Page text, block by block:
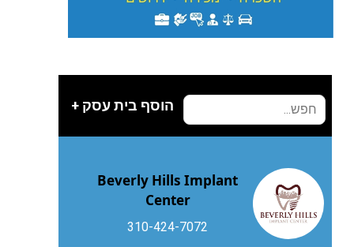
הוסף בית עסק +
Beverly Hills Implant
Center
310-424-7072